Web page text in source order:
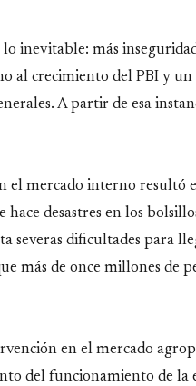
inevitable: más
al crecimiento del PBI y un
A partir de esa
el mercado interno resultó
desastres en los
severas dificultades para
más de once millones de
en el mercado
del funcionamiento de la